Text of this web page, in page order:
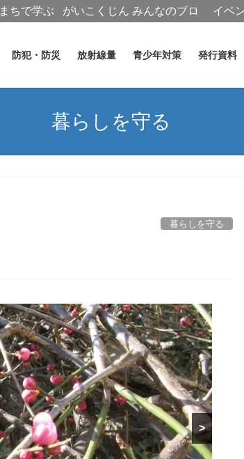
防犯・防災 放射線量 青少年対策 発行資料
暮らしを守る
暮らしを守る
>
まちで学ぶ がいこくじん みんなのブロ
イベ